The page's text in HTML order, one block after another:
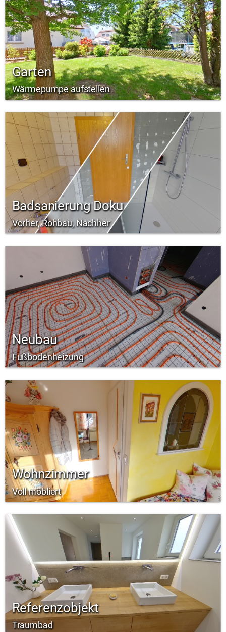
Garten
Wärmepumpe aufstellen
Badsanierung Doku
Vorher, Rohbau, Nachher
Neubau
Fußbodenheizung
Wohnzimmer
Voll möbliert
Referenzobjekt
Traumbad